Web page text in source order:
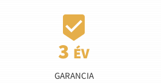

GARANCIA